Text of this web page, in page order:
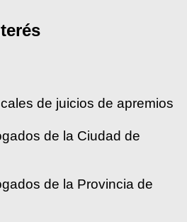
de juicios de apremios
de la Ciudad de
de la Provincia de